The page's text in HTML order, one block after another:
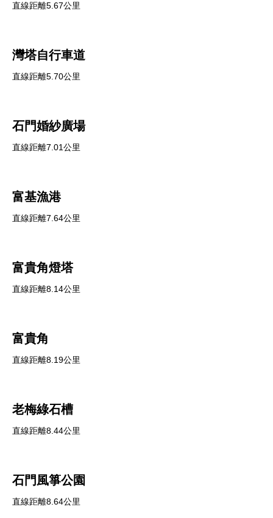
直線距離5.67公里
灣塔自行車道
直線距離5.70公里
石門婚紗廣場
直線距離7.01公里
富基漁港
直線距離7.64公里
富貴角燈塔
直線距離8.14公里
富貴角
直線距離8.19公里
老梅綠石槽
直線距離8.44公里
石門風箏公園
直線距離8.64公里